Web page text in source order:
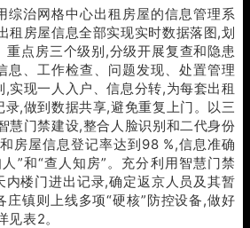
综治网格中心出租房屋的信息管理系
租房屋信息全部实现实时数据落图,划
重点房三个级别,分级开展复查和隐患
息、工作检查、问题发现、处置管理
,实现一人入户、信息分转,为每套出租
录,做到数据共享,避免重复上门。以三
慧门禁建设,整合人脸识别和二代身份
房屋信息登记率达到98 %,信息准确
”和“查人知房”。充分利用智慧门禁
内楼门进出记录,确定返京人员及其暂
庄镇则上线多项“硬核”防控设备,做好
见表2。